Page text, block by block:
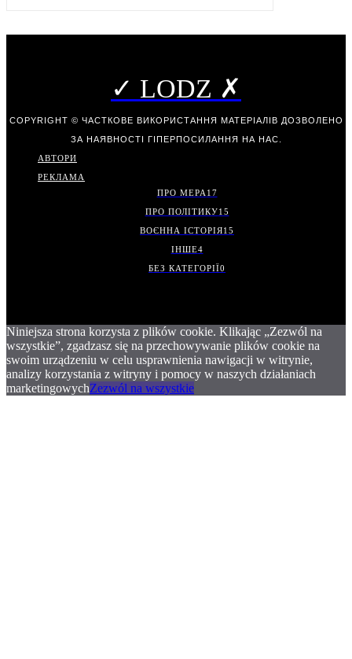
✓ LODZ ✗
COPYRIGHT © ЧАСТКОВЕ ВИКОРИСТАННЯ МАТЕРІАЛІВ ДОЗВОЛЕНО
ЗА НАЯВНОСТІ ГІПЕРПОСИЛАННЯ НА НАС.
АВТОРИ
РЕКЛАМА
ПРО МЕРА 17
ПРО ПОЛІТИКУ15
ВОЄННА ІСТОРІЯ15
ІНШЕ4
БЕЗ КАТЕГОРІЇ0
Niniejsza strona korzysta z plików cookie. Klikając „Zezwól na
wszystkie”, zgadzasz się na przechowywanie plików cookie na
swoim urządzeniu w celu usprawnienia nawigacji w witrynie,
analizy korzystania z witryny i pomocy w naszych działaniach
marketingowychZezwól na wszystkie